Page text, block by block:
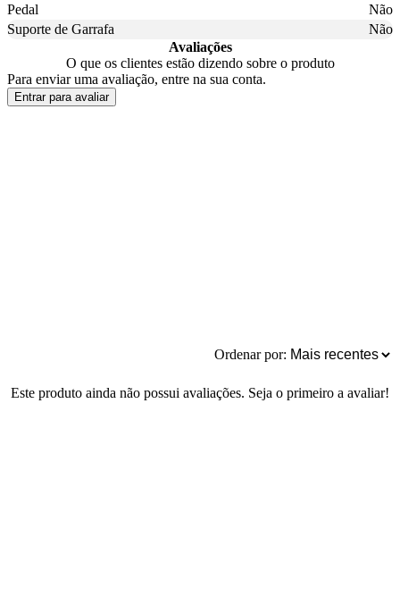
Pedal
Não
Suporte de Garrafa
Não
Avaliações
O que os clientes estão dizendo sobre o produto
Para enviar uma avaliação, entre na sua conta.
Entrar para avaliar
Ordenar por:
Este produto ainda não possui avaliações. Seja o primeiro a avaliar!